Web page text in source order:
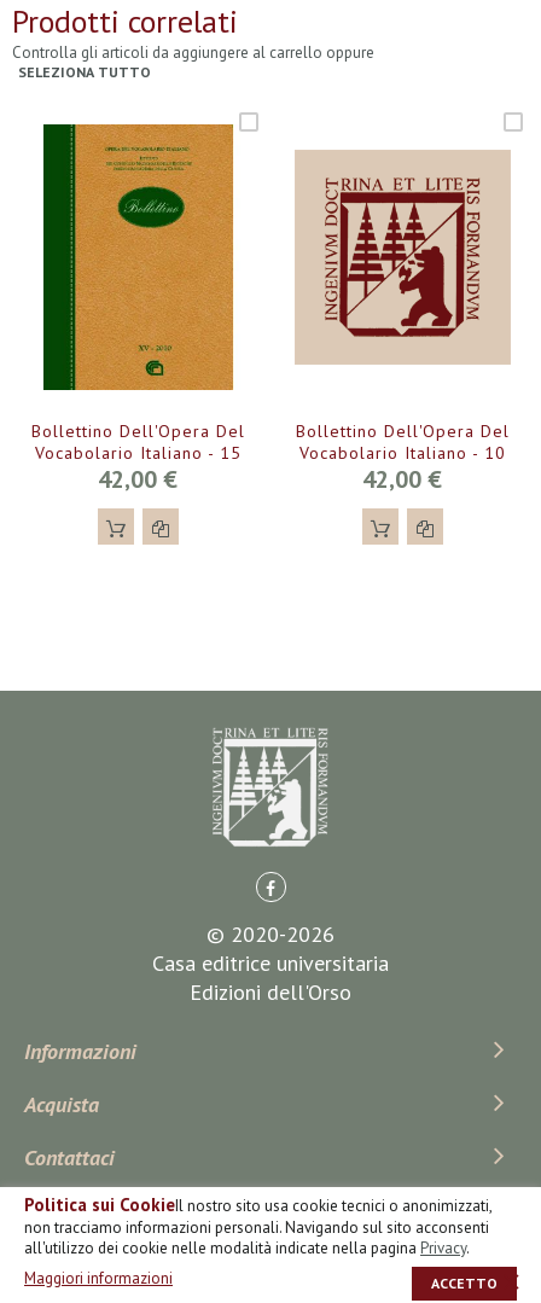
Politica sui CookieIl nostro sito usa cookie tecnici o anonimizzati,
non tracciamo informazioni personali. Navigando sul sito acconsenti
all'utilizzo dei cookie nelle modalità indicate nella pagina Privacy.
Maggiori informazioni
ACCETTO
Prodotti correlati
Controlla gli articoli da aggiungere al carrello oppure
SELEZIONA TUTTO
Bollettino Dell'Opera Del
Vocabolario Italiano - 15
42,00 €
Bollettino Dell'Opera Del
Vocabolario Italiano - 10
42,00 €
© 2020-2026
Casa editrice universitaria
Edizioni dell'Orso
Informazioni
Acquista
Contattaci
Iscriviti Alla Newsletter